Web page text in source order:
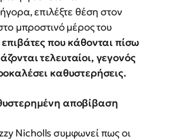
επιλέξτε θέση στον
μπροστινό μέρος του
που κάθονται πίσω
τελευταίοι, γεγονός
καθυστερήσεις.
αποβίβαση
Nicholls συμφωνεί πως οι